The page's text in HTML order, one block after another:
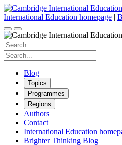
Skip
to
content
International Education homepage |
Search
for:
Search
for:
Blog
Topics
Programmes
Regions
Authors
Contact
International Education
Brighter Thinking Blog